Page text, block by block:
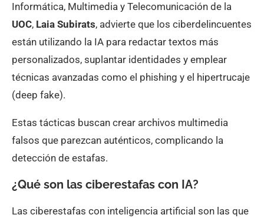
Informática, Multimedia y Telecomunicación de la
UOC, Laia Subirats, advierte que los ciberdelincuentes
están utilizando la IA para redactar textos más
personalizados, suplantar identidades y emplear
técnicas avanzadas como el phishing y el hipertrucaje
(deep fake).
Estas tácticas buscan crear archivos multimedia
falsos que parezcan auténticos, complicando la
detección de estafas.
¿Qué son las ciberestafas con IA?
Las ciberestafas con inteligencia artificial son las que